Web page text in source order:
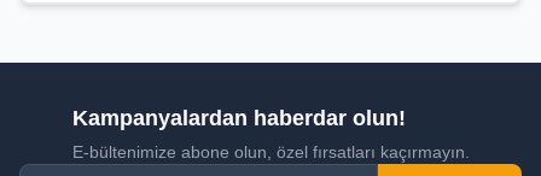
Kampanyalardan haberdar olun!
E-bültenimize abone olun, özel fırsatları kaçırmayın.